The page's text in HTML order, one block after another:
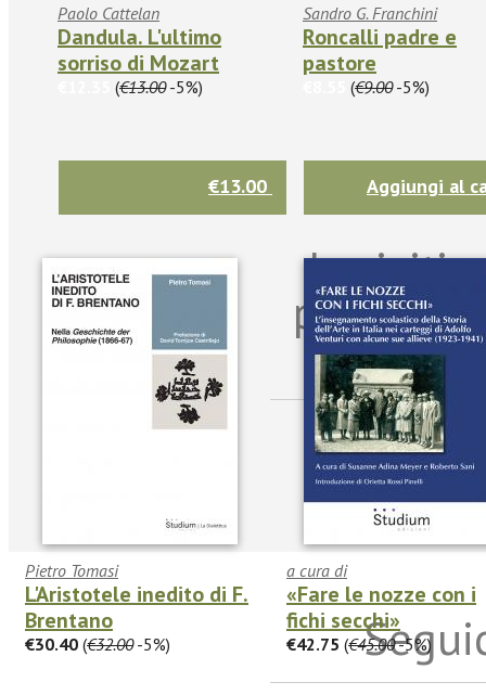
Paolo Cattelan
Dandula. L'ultimo
sorriso di Mozart
(€13.00-5%)
€13.00
Sandro G. Franchini
Roncalli padre e
pastore
(€9.00-5%)
Aggiungi al
Pietro Tomasi
L'Aristotele inedito di F.
Brentano
€30.40 (€32.00-5%)
a cura di
«Fare le nozze con i
fichi secchi»
€42.75 (€45.00-5%)
Iscriviti
per
sulle